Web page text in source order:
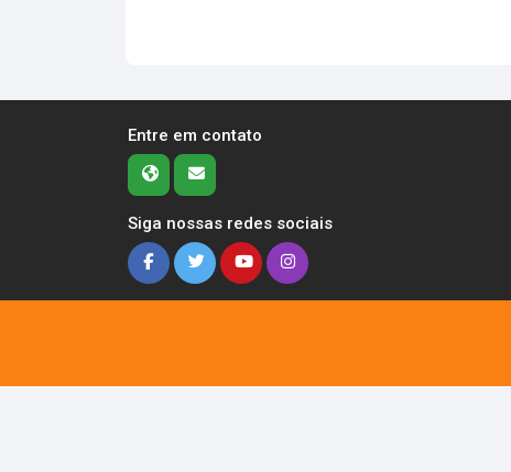
Entre em contato
Siga nossas redes sociais